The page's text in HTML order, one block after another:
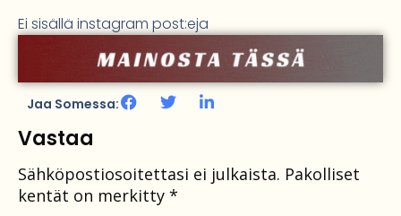
Ei sisällä instagram post:eja
Jaa Somessa:
Vastaa
Sähköpostiosoitettasi ei julkaista. Pakolliset
kentät on merkitty *